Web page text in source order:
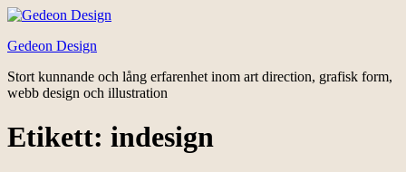
Hoppa
innehåll
Gedeon Design
Stort kunnande och lång erfarenhet inom art direction, grafisk form,
webb design och illustration
Etikett: indesign